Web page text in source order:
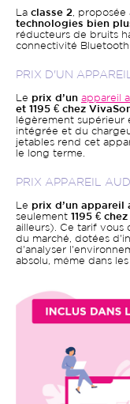
La classe 2, proposée
technologies bien
réducteurs de bruits
connectivité
PRIX D'UN
Le prix d’un appareil
et 1195 € chez
légèrement supérieur
intégrée et du
jetables rend cet
le long terme.
PRIX APPAREIL
Le prix d’un appareil
seulement 1195 €
ailleurs). Ce tarif vous
du marché, dotées
d'analyser
absolu, même dans